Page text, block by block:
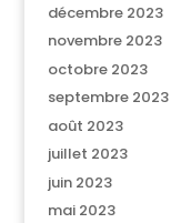
décembre 2023
novembre 2023
octobre 2023
septembre 2023
août 2023
juillet 2023
juin 2023
mai 2023